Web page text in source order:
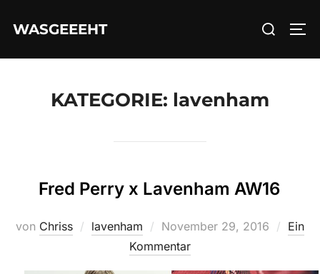
InhaltWASGEEEHT
Suchen
KATEGORIE: lavenham
Fred Perry x Lavenham AW16
von Chriss lavenham
Veröffentlicht
am
November 29, 2016
Ein
Kommentar